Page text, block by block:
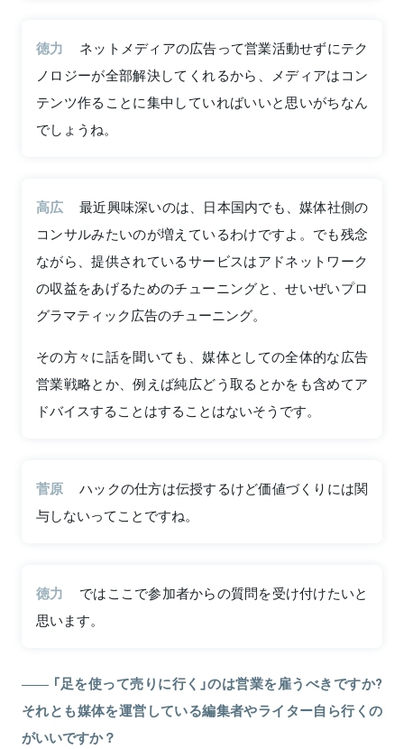
徳力
ネットメディアの広告って営業活動せずにテク
ノロジーが全部解決してくれるから、メディアはコン
テンツ作ることに集中していればいいと思いがちなん
でしょうね。
高広
最近興味深いのは、日本国内でも、媒体社側の
コンサルみたいのが増えているわけですよ。でも残念
ながら、提供されているサービスはアドネットワーク
の収益をあげるためのチューニングと、せいぜいプロ
グラマティック広告のチューニング。
その方々に話を聞いても、媒体としての全体的な広告
営業戦略とか、例えば純広どう取るとかをも含めてア
ドバイスすることはすることはないそうです。
菅原
ハックの仕方は伝授するけど価値づくりには関
与しないってことですね。
徳力
ではここで参加者からの質問を受け付けたいと
思います。
「足を使って売りに行く」のは営業を雇うべきですか?
それとも媒体を運営している編集者やライター自ら行くの
がいいですか？